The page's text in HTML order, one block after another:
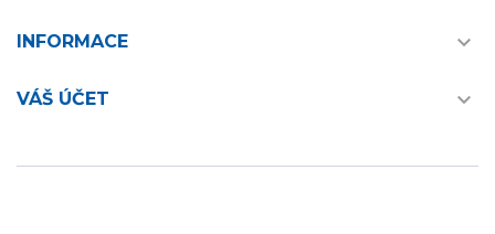
INFORMACE 
VÁŠ ÚČET 